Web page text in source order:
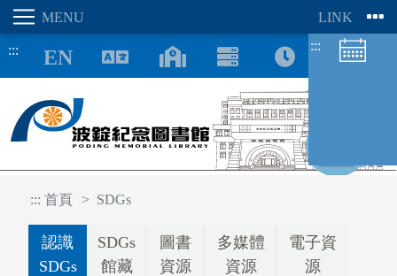
::: :::
圖書館空間
座位預約
::: 首頁 SDGs
認識
SDGs
SDGs
館藏
圖書
資源
多媒體
資源
電子資
源